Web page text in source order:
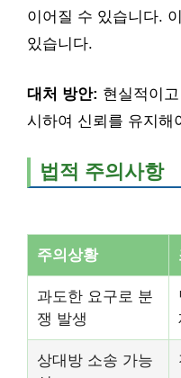
이어질 수 있습니다.
있습니다.
대처 방안: 현실적이
시하여 신뢰를 유지해
법적 주의사항
주의상황
과도한 요구로 분
쟁 발생
상대방 소송 가능